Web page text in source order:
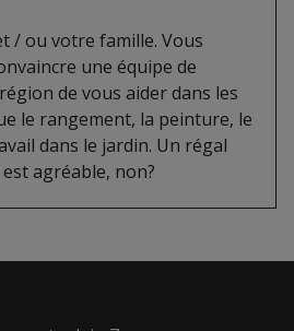
/ ou votre famille. Vous
une équipe de
de vous aider dans les
le rangement, la peinture, le
dans le jardin. Un régal
agréable, non?